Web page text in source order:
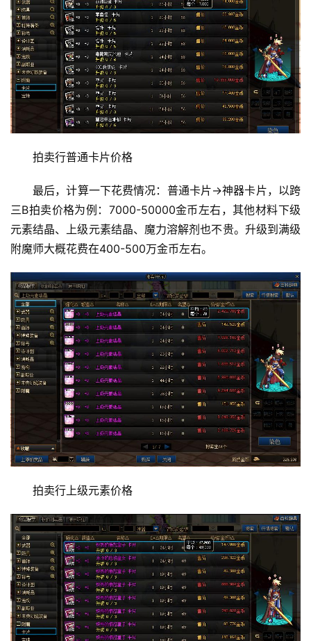
拍卖行普通卡片价格
最后，计算一下花费情况：普通卡片→神器卡片，以跨
三B拍卖价格为例：7000-50000金币左右，其他材料下级
元素结晶、上级元素结晶、魔力溶解剂也不贵。升级到满级
附魔师大概花费在400-500万金币左右。
拍卖行上级元素价格